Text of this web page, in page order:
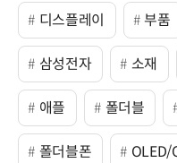
디스플레이 부품
삼성전자 소재
애플 폴더블
폴더블폰 OLED/